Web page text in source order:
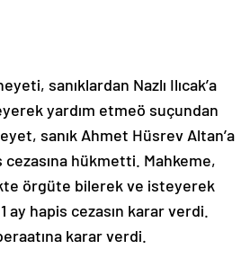
sanıklardan Nazlı Ilıcak’a
yardım etmeö suçundan
sanık Ahmet Hüsrev Altan’a
cezasına hükmetti. Mahkeme,
örgüte bilerek ve isteyerek
ay hapis cezasın karar verdi.
karar verdi.